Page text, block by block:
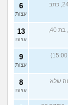
(אנונימי, בן 24, כתב
6
עצות
(Hayatov, בת 40,
13
עצות
9
עצות
שלא
8
עצות